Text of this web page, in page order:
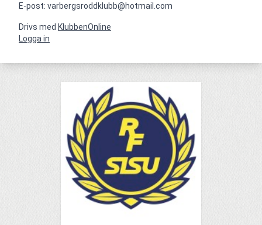
E-post: varbergsroddklubb@hotmail.com
Drivs med KlubbenOnline
Logga in